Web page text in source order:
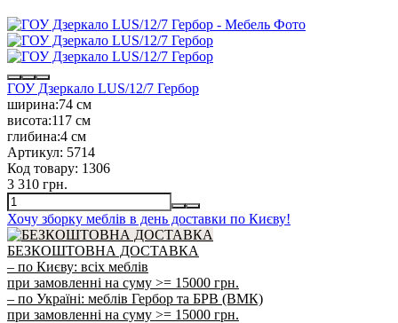
ГОУ Дзеркало LUS/12/7 Гербор
ширина:74 см
висота:117 см
глибина:4 см
Артикул: 5714
Код товару: 1306
3 310 грн.
Хочу зборку меблів в день доставки по Києву!
БЕЗКОШТОВНА ДОСТАВКА
– по Києву: всіх меблів
при замовленні на суму >= 15000 грн.
– по Україні: меблів Гербор та БРВ (ВМК)
при замовленні на суму >= 15000 грн.